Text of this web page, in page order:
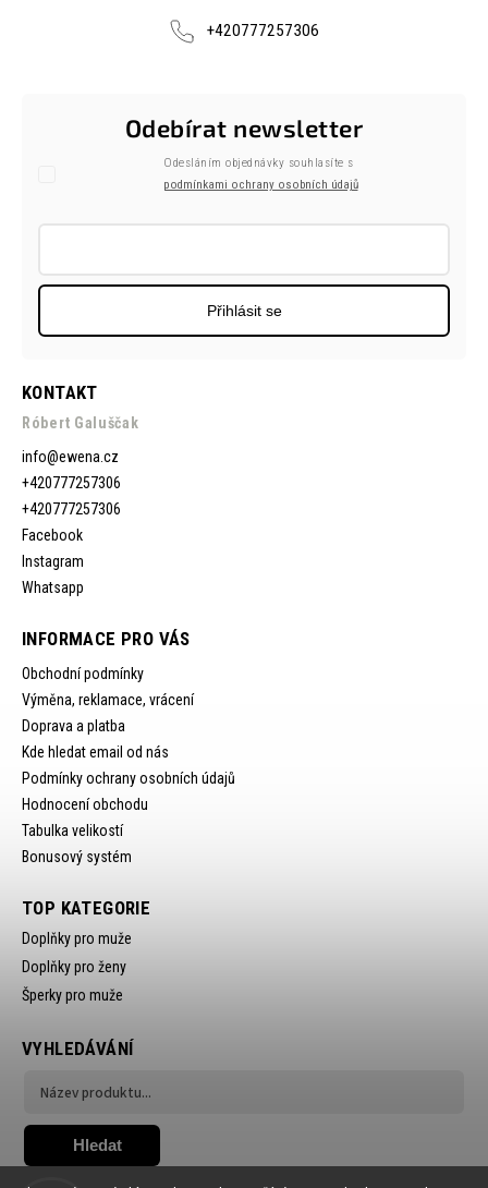
+420777257306
KONTAKT
Róbert Galuščak
info@ewena.cz
+420777257306
+420777257306
Facebook
Instagram
Whatsapp
INFORMACE PRO VÁS
Obchodní podmínky
Výměna, reklamace, vrácení
Doprava a platba
Kde hledat email od nás
Podmínky ochrany osobních údajů
Hodnocení obchodu
Tabulka velikostí
Bonusový systém
Odebírat newsletter
Odesláním objednávky souhlasíte s
podmínkami ochrany osobních údajů
Přihlásit se
TOP KATEGORIE
Doplňky pro muže
Doplňky pro ženy
Šperky pro muže
VYHLEDÁVÁNÍ
Hledat